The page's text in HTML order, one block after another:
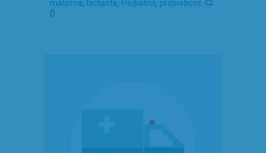
materna, lactante, Pediatría, probioticos
0